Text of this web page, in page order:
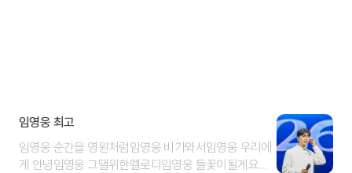
임영웅 최고
임영웅 순간을 영원처럼임영웅 비가와서임영웅 우리에
게 안녕임영웅 그댈위한멜로디임영웅 들꽃이될게요임